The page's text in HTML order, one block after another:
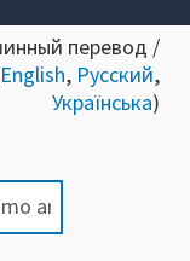
перевод /
English, Русский,
Українська)